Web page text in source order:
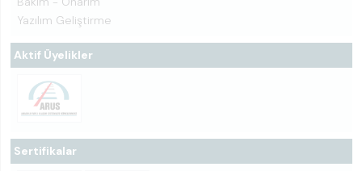
Yazılım Geliştirme
Aktif Üyelikler
Sertifikalar